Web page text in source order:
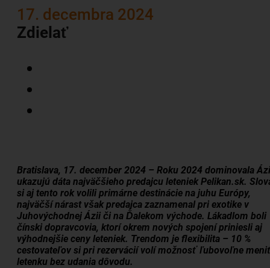
17. decembra 2024
Zdielať
Bratislava, 17. december 2024 – Roku 2024 dominovala
ukazujú dáta najväčšieho predajcu leteniek Pelikan.sk.
si aj tento rok volili primárne destinácie na juhu Európy,
najväčší nárast však predajca zaznamenal pri exotike v
Juhovýchodnej Ázii či na Ďalekom východe. Lákadlom boli
čínski dopravcovia, ktorí okrem nových spojení priniesli aj
výhodnejšie ceny leteniek. Trendom je flexibilita – 10 %
cestovateľov si pri rezervácií volí možnosť ľubovoľne
letenku bez udania dôvodu.